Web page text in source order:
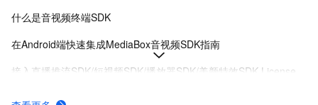
什么是音视频终端SDK
在Android端快速集成MediaBox音视频SDK指南
接入直播推流SDK/短视频SDK/播放器SDK/美颜特效SDK License
MediaBox音视频SDK Demo体验